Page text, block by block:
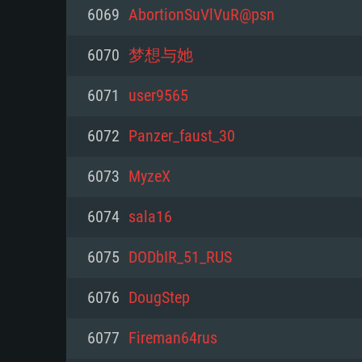
PC
최소사양
운영체제: Windows 10 (64 bit)
프로세서: 2.2 GHz 듀얼코어 이상
메모리: 4GB
그래픽 카드: DirectX 11 이상을
해상도: 720p
네트워크: 브로드밴드 인터넷
최소사양
운영체제: Mac OS Big Sur 11.0
프로세서: 최소 2.2 GHz의 Core
원하지 않습니다)
(Mac), 혹은 이와 비슷한 성능
의 AMD/Nvidia. 최소 해상도:
최소사양
운영체제: 64bit Linux 중 최신 버
프로세서: 2.4 GHz 듀얼코어
메모리: 4 GB
그래픽 카드: Vulkan 을 지원하
와 동급의 성능을 가지며 최신
지원하는 AMD (6개월 미만; 최
6069 AbortionSuVlVuR@psn
6070 梦想与她
6071 user9565
6072 Panzer_faust_30
6073 MyzeX
6074 sala16
6075 DODbIR_51_RUS
6076 DougStep
6077 Fireman64rus